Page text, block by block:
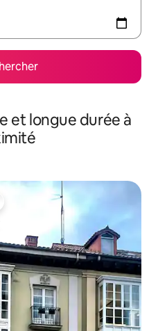
et longue durée à
plus appréciés